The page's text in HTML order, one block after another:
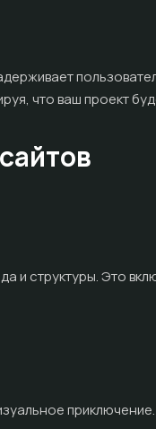
что ваш проект
и структуры. Это